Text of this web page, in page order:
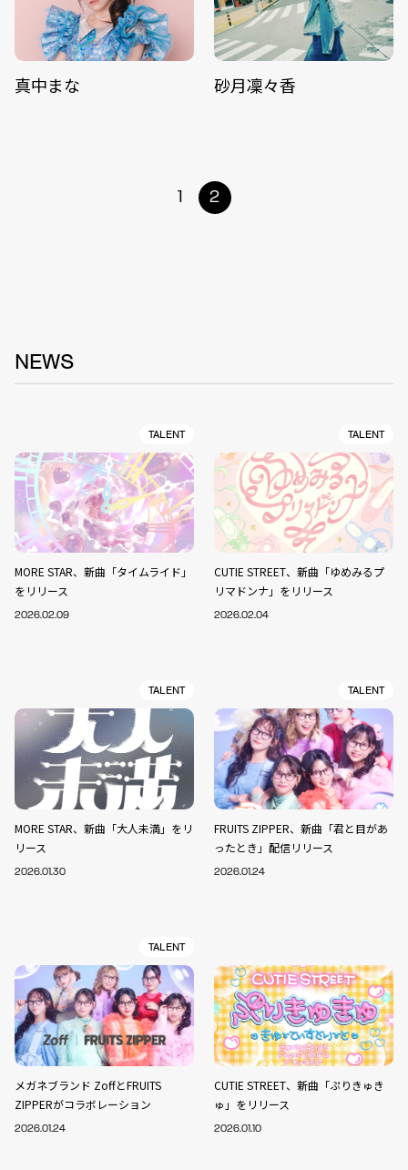
真中まな 砂月凜々香
1 2
NEWS
TALENT
MORE STAR、新曲「タイムライド」
をリリース
2026.02.09
TALENT
CUTIE STREET、新曲「ゆめみるプ
リマドンナ」をリリース
2026.02.04
TALENT
MORE STAR、新曲「大人未満」をリ
リース
2026.01.30
TALENT
FRUITS ZIPPER、新曲「君と目があ
ったとき」配信リリース
2026.01.24
TALENT
メガネブランド ZoffとFRUITS
ZIPPERがコラボレーション
2026.01.24
CUTIE STREET、新曲「ぷりきゅき
ゅ」をリリース
2026.01.10